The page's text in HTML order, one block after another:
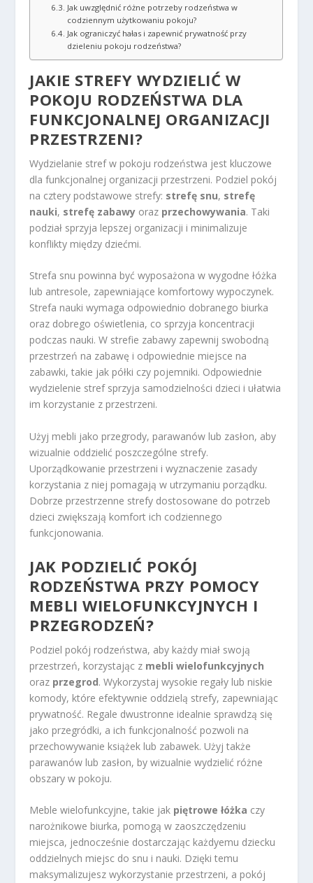
Jak uwzględnić różne potrzeby rodzeństwa w
codziennym użytkowaniu pokoju?
Jak ograniczyć hałas i zapewnić prywatność przy
dzieleniu pokoju rodzeństwa?
JAKIE STREFY WYDZIELIĆ W
POKOJU RODZEŃSTWA DLA
FUNKCJONALNEJ ORGANIZACJI
PRZESTRZENI?
Wydzielanie stref w pokoju rodzeństwa jest kluczowe
dla funkcjonalnej organizacji przestrzeni. Podziel pokój
na cztery podstawowe strefy: strefę snu, strefę
nauki, strefę zabawy oraz przechowywania. Taki
podział sprzyja lepszej organizacji i minimalizuje
konflikty między dziećmi.
Strefa snu powinna być wyposażona w wygodne łóżka
lub antresole, zapewniające komfortowy wypoczynek.
Strefa nauki wymaga odpowiednio dobranego biurka
oraz dobrego oświetlenia, co sprzyja koncentracji
podczas nauki. W strefie zabawy zapewnij swobodną
przestrzeń na zabawę i odpowiednie miejsce na
zabawki, takie jak półki czy pojemniki. Odpowiednie
wydzielenie stref sprzyja samodzielności dzieci i ułatwia
im korzystanie z przestrzeni.
Użyj mebli jako przegrody, parawanów lub zasłon, aby
wizualnie oddzielić poszczególne strefy.
Uporządkowanie przestrzeni i wyznaczenie zasady
korzystania z niej pomagają w utrzymaniu porządku.
Dobrze przestrzenne strefy dostosowane do potrzeb
dzieci zwiększają komfort ich codziennego
funkcjonowania.
JAK PODZIELIĆ POKÓJ
RODZEŃSTWA PRZY POMOCY
MEBLI WIELOFUNKCYJNYCH I
PRZEGRODZEŃ?
Podziel pokój rodzeństwa, aby każdy miał swoją
przestrzeń, korzystając z mebli wielofunkcyjnych
oraz przegrod. Wykorzystaj wysokie regały lub niskie
komody, które efektywnie oddzielą strefy, zapewniając
prywatność. Regale dwustronne idealnie sprawdzą się
jako przegródki, a ich funkcjonalność pozwoli na
przechowywanie książek lub zabawek. Użyj także
parawanów lub zasłon, by wizualnie wydzielić różne
obszary w pokoju.
Meble wielofunkcyjne, takie jak piętrowe łóżka czy
narożnikowe biurka, pomogą w zaoszczędzeniu
miejsca, jednocześnie dostarczając każdyemu dziecku
oddzielnych miejsc do snu i nauki. Dzięki temu
maksymalizujesz wykorzystanie przestrzeni, a pokój